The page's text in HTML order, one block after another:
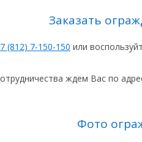
Заказать
(812) 7-150-150 или
ждем Вас по
Фото